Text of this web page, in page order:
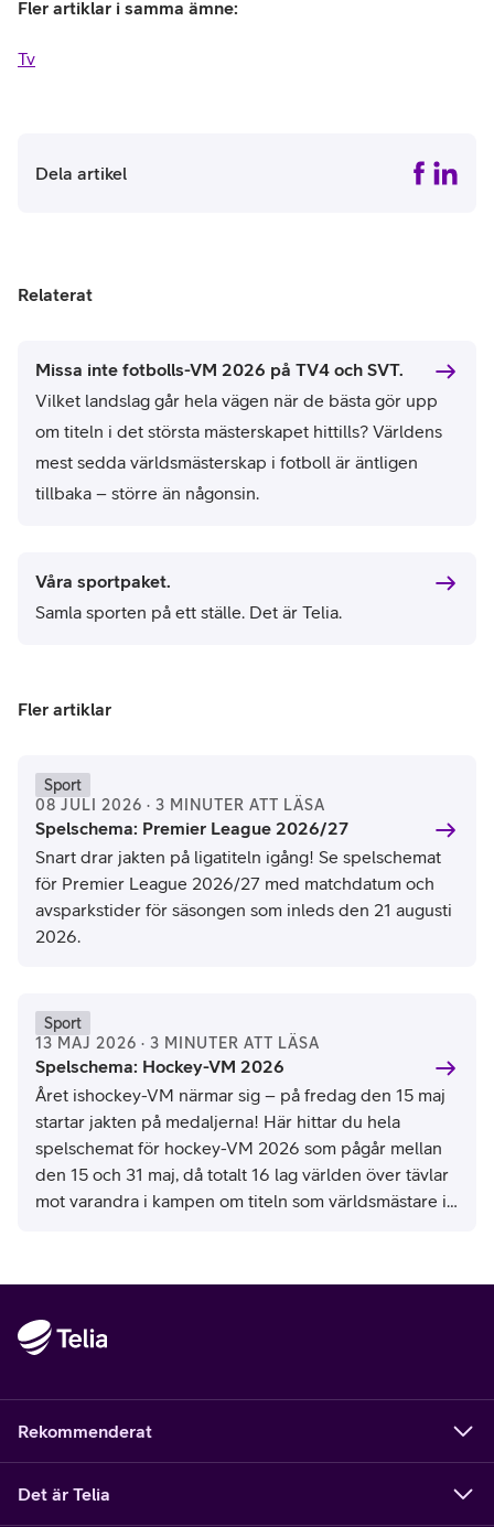
Fler artiklar i samma ämne:
Tv
Dela artikel
Relaterat
Missa inte fotbolls-VM 2026 på TV4 och SVT.
Vilket landslag går hela vägen när de bästa gör upp
om titeln i det största mästerskapet hittills? Världens
mest sedda världsmästerskap i fotboll är äntligen
tillbaka – större än någonsin.
Våra sportpaket.
Samla sporten på ett ställe. Det är Telia.
Fler artiklar
Sport
08 JULI 2026 · 3 MINUTER ATT LÄSA
Spelschema: Premier League 2026/27
Snart drar jakten på ligatiteln igång! Se spelschemat
för Premier League 2026/27 med matchdatum och
avsparkstider för säsongen som inleds den 21 augusti
2026.
Sport
13 MAJ 2026 · 3 MINUTER ATT LÄSA
Spelschema: Hockey-VM 2026
Året ishockey-VM närmar sig – på fredag den 15 maj
startar jakten på medaljerna! Här hittar du hela
spelschemat för hockey-VM 2026 som pågår mellan
den 15 och 31 maj, då totalt 16 lag världen över tävlar
mot varandra i kampen om titeln som världsmästare i
Rekommenderat
Det är Telia